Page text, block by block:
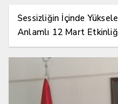
Sessizliğin İçinde
Anlamlı 12 Mart